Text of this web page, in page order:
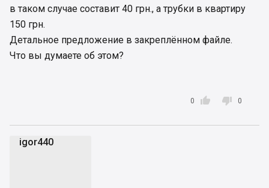
в таком случае составит 40 грн., а трубки в квартиру
150 грн.
Детальное предложение в закреплённом файле.
Что вы думаете об этом?

0  0
igor440